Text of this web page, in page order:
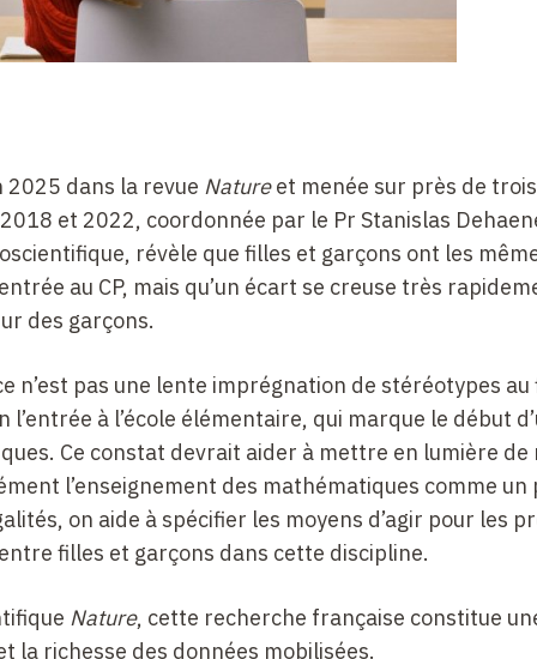
2025 dans la revue Natureet menée sur près de trois
et 2022, coordonnée par le Pr Stanislas
révèle que filles et garçons ont les
au CP, mais qu’un écart se creuse très
des garçons.
n’est pas une lente imprégnation de stéréotypes au
l’entrée à l’école élémentaire, qui marque le début
Ce constat devrait aider à mettre en lumière de
l’enseignement des mathématiques comme un
on aide à spécifier les moyens d’agir pour les
filles et garçons dans cette discipline.
Nature, cette recherche française constitue
la richesse des données mobilisées.